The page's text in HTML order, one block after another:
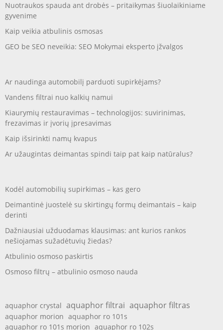
Nuotraukos spauda ant drobės – pritaikymas šiuolaikiniame
gyvenime
Kaip veikia atbulinis osmosas
GEO be SEO neveikia: SEO Mokymai eksperto įžvalgos
Ar naudinga automobilį parduoti supirkėjams?
Vandens filtrai nuo kalkių namui
Kiaurymių restauravimas – technologijos: suvirinimas,
frezavimas ir įvorių įpresavimas
Kaip išsirinkti namų kvapus
Ar užaugintas deimantas spindi taip pat kaip natūralus?
Kodėl automobilių supirkimas – kas gero
Deimantinė juostelė su skirtingų formų deimantais – kaip
derinti
Dažniausiai užduodamas klausimas: ant kurios rankos
nešiojamas sužadėtuvių žiedas?
Atbulinio osmoso paskirtis
Osmoso filtrų – atbulinio osmoso nauda
aquaphor crystal aquaphor filtrai aquaphor filtras
aquaphor morion aquaphor ro 101s
aquaphor ro 101s morion aquaphor ro 102s